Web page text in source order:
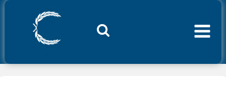
Aller